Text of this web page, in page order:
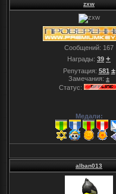
zxw
Сообщений: 167
Награды: 39 +
Репутация: 581 ±
Замечания: ±
Статус:
Медали:
alban013